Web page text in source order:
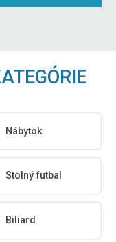
Nábytok
Stolný futbal
Biliard